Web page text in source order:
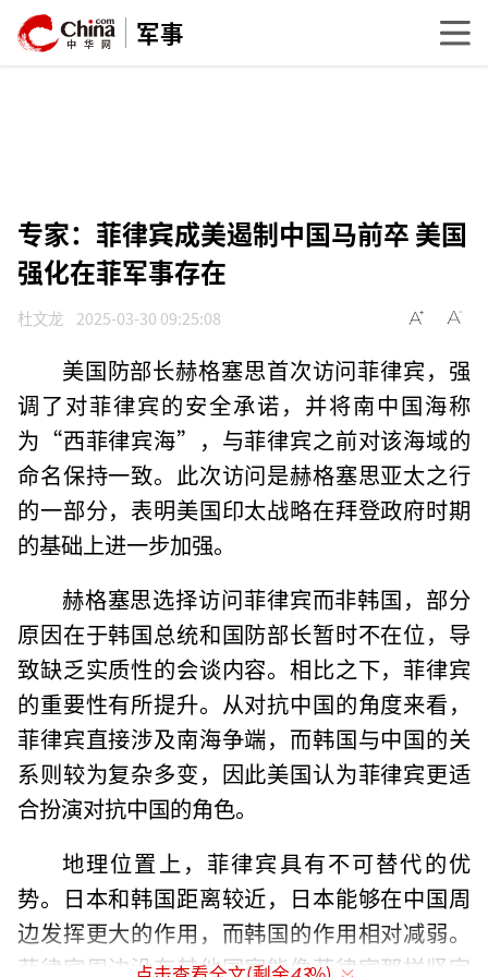
军事
专家：菲律宾成美遏制中国马前卒 美国
强化在菲军事存在
杜文龙 2025-03-30 09:25:08
美国防部长赫格塞思首次访问菲律宾，强
调了对菲律宾的安全承诺，并将南中国海称
为“西菲律宾海”，与菲律宾之前对该海域的
命名保持一致。此次访问是赫格塞思亚太之行
的一部分，表明美国印太战略在拜登政府时期
的基础上进一步加强。
赫格塞思选择访问菲律宾而非韩国，部分
原因在于韩国总统和国防部长暂时不在位，导
致缺乏实质性的会谈内容。相比之下，菲律宾
的重要性有所提升。从对抗中国的角度来看，
菲律宾直接涉及南海争端，而韩国与中国的关
系则较为复杂多变，因此美国认为菲律宾更适
合扮演对抗中国的角色。
地理位置上，菲律宾具有不可替代的优
势。日本和韩国距离较近，日本能够在中国周
边发挥更大的作用，而韩国的作用相对减弱。
菲律宾周边没有其他国家能像菲律宾那样坚定